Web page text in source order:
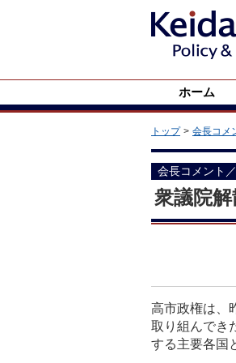
ホーム
トップ 会長コメ
会長コメント
衆議院
高市政権は、
取り組んでき
する主要各国